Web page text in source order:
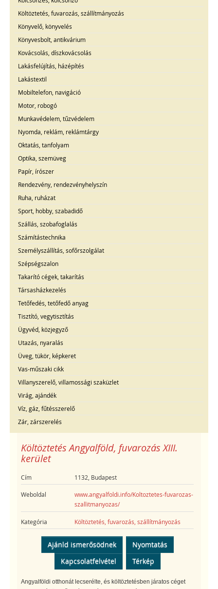
Költöztetés, fuvarozás, szállítmányozás
Könyvelő, könyvelés
Könyvesbolt, antikvárium
Kovácsolás, díszkovácsolás
Lakásfelújítás, házépítés
Lakástextil
Mobiltelefon, navigáció
Motor, robogó
Munkavédelem, tűzvédelem
Nyomda, reklám, reklámtárgy
Oktatás, tanfolyam
Optika, szemüveg
Papír, írószer
Rendezvény, rendezvényhelyszín
Ruha, ruházat
Sport, hobby, szabadidő
Szállás, szobafoglalás
Számítástechnika
Személyszállítás, sofőrszolgálat
Szépségszalon
Takarító cégek, takarítás
Társasházkezelés
Tetőfedés, tetőfedő anyag
Tisztító, vegytisztítás
Ügyvéd, közjegyző
Utazás, nyaralás
Üveg, tükör, képkeret
Vas-műszaki cikk
Villanyszerelő, villamossági szaküzlet
Virág, ajándék
Víz, gáz, fűtésszerelő
Zár, zárszerelés
Költöztetés Angyalföld, fuvarozás XIII.
kerület
Cím 1132, Budapest
Weboldal
www.angyalfoldi.info/Koltoztetes-fuvarozas-
szallitmanyozas/
Kategória Költöztetés, fuvarozás, szállítmányozás
Ajánld ismerősödnek
Nyomtatás
Kapcsolatfelvétel
Térkép
Angyalföldi otthonát lecserélte, és költöztetésben járatos céget